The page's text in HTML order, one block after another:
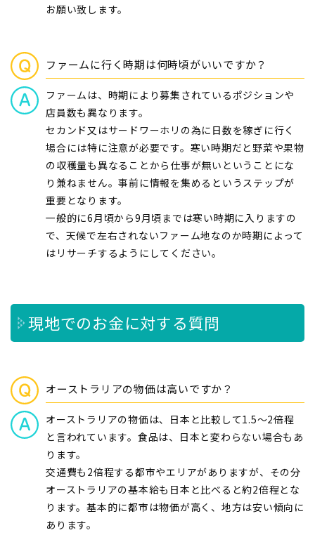
お願い致します。
ファームに行く時期は何時頃がいいですか？
ファームは、時期により募集されているポジションや
店員数も異なります。
セカンド又はサードワーホリの為に日数を稼ぎに行く
場合には特に注意が必要です。寒い時期だと野菜や果物
の収穫量も異なることから仕事が無いということにな
り兼ねません。事前に情報を集めるというステップが
重要となります。
一般的に6月頃から9月頃までは寒い時期に入りますの
で、天候で左右されないファーム地なのか時期によって
はリサーチするようにしてください。
現地でのお金に対する質問
オーストラリアの物価は高いですか？
オーストラリアの物価は、日本と比較して1.5～2倍程
と言われています。食品は、日本と変わらない場合もあ
ります。
交通費も2倍程する都市やエリアがありますが、その分
オーストラリアの基本給も日本と比べると約2倍程とな
ります。基本的に都市は物価が高く、地方は安い傾向に
あります。